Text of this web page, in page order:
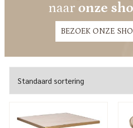
naar onze
BEZOEK ONZE